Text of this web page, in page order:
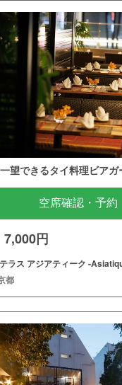
望できるタイ料理ビア
空席確認・予約
円
ラス アジアティーク
都